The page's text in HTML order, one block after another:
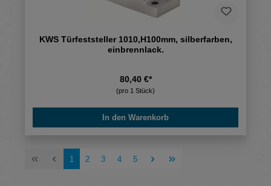
KWS Türfeststeller 1010,H100mm, silberfarben,
einbrennlack.
80,40 €*
(pro 1 Stück)
In den Warenkorb
Seite
1 Seite
2 Seite
3 Seite
4 Seite
5